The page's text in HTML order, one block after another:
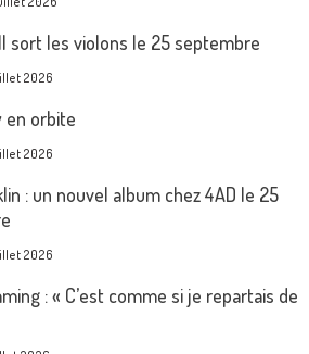
sort les violons le 25 septembre
2026
en orbite
2026
: un nouvel album chez 4AD le 25
2026
: « C’est comme si je repartais de